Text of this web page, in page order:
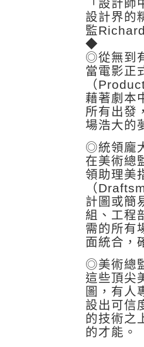
「設計
設計界的
監
◆
◎從無到
當電影正
（
藉著劇本
所有出發
場浩大的
◎統領龐
在美術總
領助理美
（
計圖或簡
組、工程
需的所有
面統合，
◎美術總
這些頂尖
圖，有人
設出可信
的技術之
的才能。